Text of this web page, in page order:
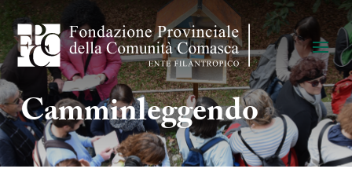
Camminleggendo